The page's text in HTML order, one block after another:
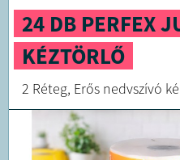
24 DB PERFEX
KÉZTÖRLŐ
2 Réteg, Erős nedvszívó